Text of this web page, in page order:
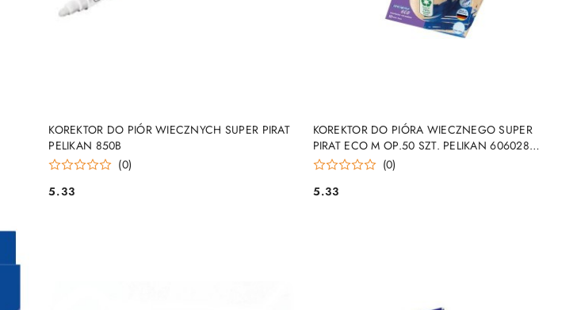
KOREKTOR DO PIÓR WIECZNYCH SUPER PIRAT
PELIKAN 850B
(0)
Cena:
5.33
PRODUKT NIEDOSTĘPNY
KOREKTOR DO PIÓRA WIECZNEGO SUPER
PIRAT ECO M OP.50 SZT. PELIKAN 606028
PELIKAN
(0)
Cena:
5.33
PRODUKT NIEDOSTĘPNY